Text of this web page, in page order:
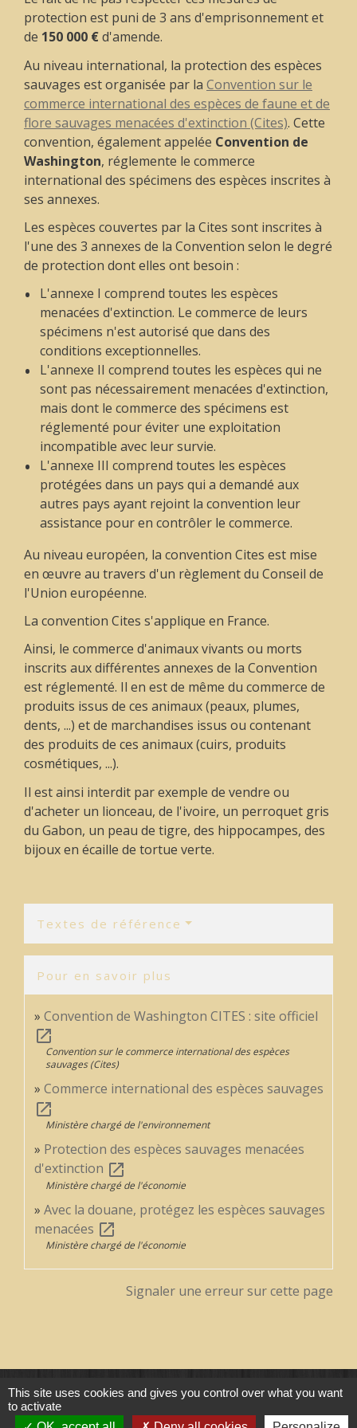
protection est puni de 3 ans d'emprisonnement et
de 150 000 €d'amende.
Au niveau international, la protection des espèces
sauvages est organisée par la Convention sur le
commerce international des espèces de faune et de
flore sauvages menacées d'extinction (Cites). Cette
convention, également appelée Convention de
Washington, réglemente le commerce
international des spécimens des espèces inscrites à
ses annexes.
Les espèces couvertes par la Cites sont inscrites à
l'une des 3 annexes de la Convention selon le degré
de protection dont elles ont besoin :
L'annexe I comprend toutes les espèces
menacées d'extinction. Le commerce de leurs
spécimens n'est autorisé que dans des
conditions exceptionnelles.
L'annexe II comprend toutes les espèces qui ne
sont pas nécessairement menacées d'extinction,
mais dont le commerce des spécimens est
réglementé pour éviter une exploitation
incompatible avec leur survie.
L'annexe III comprend toutes les espèces
protégées dans un pays qui a demandé aux
autres pays ayant rejoint la convention leur
assistance pour en contrôler le commerce.
Au niveau européen, la convention Cites est mise
en œuvre au travers d'un règlement du Conseil de
l'Union européenne.
La convention Cites s'applique en France.
Ainsi, le commerce d'animaux vivants ou morts
inscrits aux différentes annexes de la Convention
est réglementé. Il en est de même du commerce de
produits issus de ces animaux (peaux, plumes,
dents, ...) et de marchandises issus ou contenant
des produits de ces animaux (cuirs, produits
cosmétiques, ...).
Il est ainsi interdit par exemple de vendre ou
d'acheter un lionceau, de l'ivoire, un perroquet gris
du Gabon, un peau de tigre, des hippocampes, des
bijoux en écaille de tortue verte.
Textes de référence
Pour en savoir plus
Convention de Washington CITES : site officiel
open_in_new
Convention sur le commerce international des espèces
sauvages (Cites)
Commerce international des espèces sauvages
open_in_new
Ministère chargé de l'environnement
Protection des espèces sauvages menacées
d'extinction open_in_new
Ministère chargé de l'économie
Avec la douane, protégez les espèces sauvages
menacées open_in_new
Ministère chargé de l'économie
Signaler une erreur sur cette page
Contacts
Commune de Treilles
This site uses cookies and gives you control over what you want
to activate